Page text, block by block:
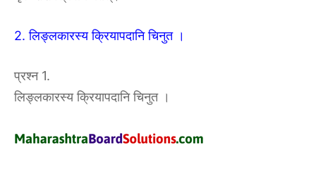
2. लिङ्लकारस्य क्रियापदानि चिनुत ।
प्रश्न 1.
लिङ्लकारस्य क्रियापदानि चिनुत ।